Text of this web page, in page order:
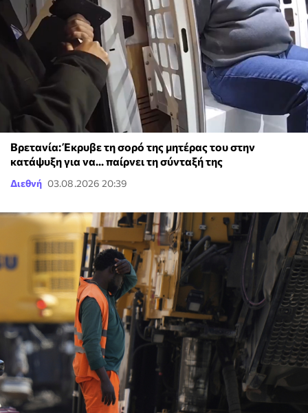
Βρετανία: Έκρυβε τη σορό της μητέρας του στην
κατάψυξη για να... παίρνει τη σύνταξή της
Διεθνή 03.08.2026 20:39